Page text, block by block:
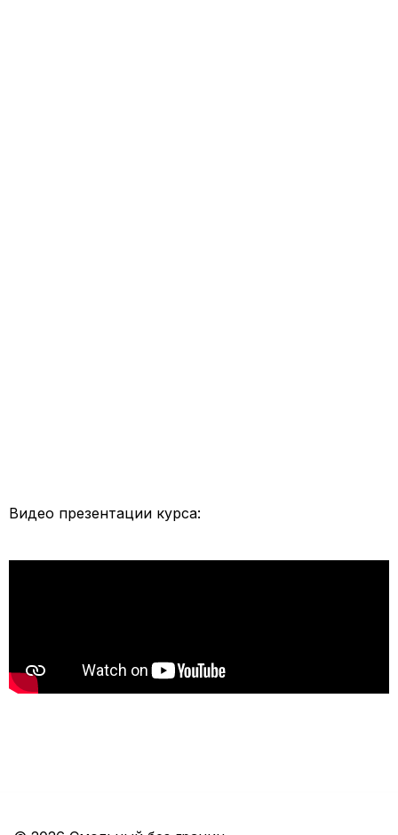
Видео презентации курса: